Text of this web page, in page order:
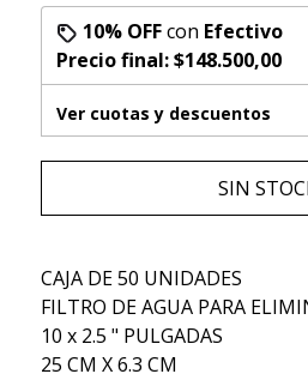
10% OFFcon Efectivo
Precio final:$148.500,00
Ver cuotas y descuentos
SIN
CAJA DE 50 UNIDADES
FILTRO DE AGUA PARA
10 x 2.5 " PULGADAS
25 CM X 6.3 CM